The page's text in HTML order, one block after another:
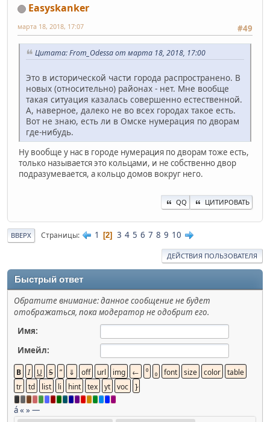
Easyskanker
#49
марта 18, 2018, 17:07
Цитата: From_Odessa от марта 18, 2018, 17:00
Это в исторической части города распространено. В
новых (относительно) районах - нет. Мне вообще
такая ситуация казалась совершенно естественной.
А, наверное, далеко не во всех городах такое есть.
Вот не знаю, есть ли в Омске нумерация по дворам
где-нибудь.
Ну вообще у нас в городе нумерация по дворам тоже есть,
только называется это кольцами, и не собственно двор
подразумевается, а кольцо домов вокруг него.
QQ ЦИТИРОВАТЬ
ВВЕРХ Страницы 1 2 3 4 5 6 7 8 9 10
ДЕЙСТВИЯ ПОЛЬЗОВАТЕЛЯ
Быстрый ответ
Обратите внимание: данное сообщение не будет
отображаться, пока модератор не одобрит его.
Имя:
Имейл:
á« »—